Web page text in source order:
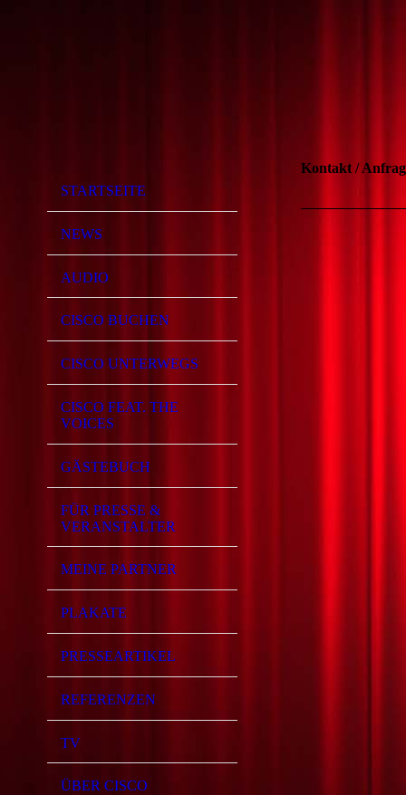
STARTSEITE
NEWS
AUDIO
CISCO BUCHEN
CISCO UNTERWEGS
CISCO FEAT. THE
VOICES
GÄSTEBUCH
FÜR PRESSE &
VERANSTALTER
MEINE PARTNER
PLAKATE
PRESSEARTIKEL
REFERENZEN
TV
ÜBER CISCO
Kontakt /